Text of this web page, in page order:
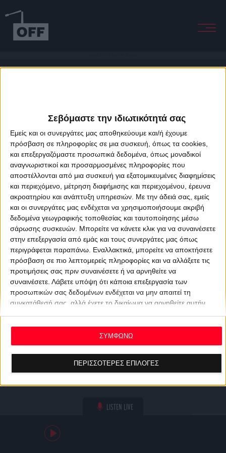
Σεβόμαστε την ιδιωτικότητά σας
Εμείς και οι συνεργάτες μας αποθηκεύουμε και/ή έχουμε
πρόσβαση σε πληροφορίες σε μια συσκευή, όπως τα cookies,
και επεξεργαζόμαστε προσωπικά δεδομένα, όπως μοναδικοί
αναγνωριστικοί και προσαρμοσμένες πληροφορίες που
αποστέλλονται από μια συσκευή για εξατομικευμένες διαφημίσεις
και περιεχόμενο, μέτρηση διαφήμισης και περιεχομένου, έρευνα
ακροατηρίου και ανάπτυξη υπηρεσιών. Με την άδειά σας, εμείς
και οι συνεργάτες μας ενδέχεται να χρησιμοποιήσουμε ακριβή
δεδομένα γεωγραφικής τοποθεσίας και ταυτοποίησης μέσω
σάρωσης συσκευών. Μπορείτε να κάνετε κλικ για να συναινέσετε
στην επεξεργασία από εμάς και τους συνεργάτες μας όπως
περιγράφεται παραπάνω. Εναλλακτικά, μπορείτε να αποκτήσετε
πρόσβαση σε πιο λεπτομερείς πληροφορίες και να αλλάξετε τις
προτιμήσεις σας πριν συναινέσετε ή να αρνηθείτε να
συναινέσετε. Λάβετε υπόψη ότι κάποια επεξεργασία των
προσωπικών σας δεδομένων ενδέχεται να μην απαιτεί τη
συγκατάθεσή σας, αλλά έχετε το δικαίωμα να αρνηθείτε αυτήν
ανακαλέσετε τη συγκατάθεσή σας ανά πάσα στιγμή
επιστρέφοντας σε αυτόν τον ιστότοπο και κάνοντας κλικ στο
κουμπί "Απορρήτου" στο κάτω μέρος της ιστοσελίδας.
ΠΕΡΙΣΣΟΤΕΡΕΣ ΕΠΙΛΟΓΕΣ
ΣΥΜΦΩΝΩ
LISTEN LIVE
About Offradio Business Class Terms & Conditions
Privacy Policy
Designed & developed byporcupine colors&Fotis Alexandrou